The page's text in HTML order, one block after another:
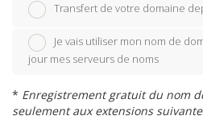
Transfert de votre domaine
Je vais utiliser mon nom de
jour mes serveurs de noms
* Enregistrement gratuit du nom
seulement aux extensions